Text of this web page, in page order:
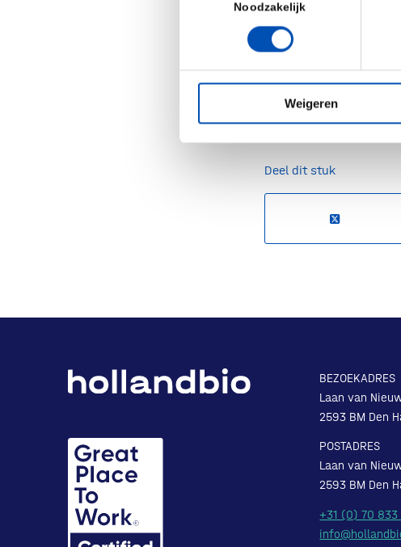
Noodzakelijk
Weigeren
Deel dit stuk
BEZOEKADRES
Laan van
2593 BM Den
POSTADRES
Laan van
2593 BM Den
+31 (0) 70 833